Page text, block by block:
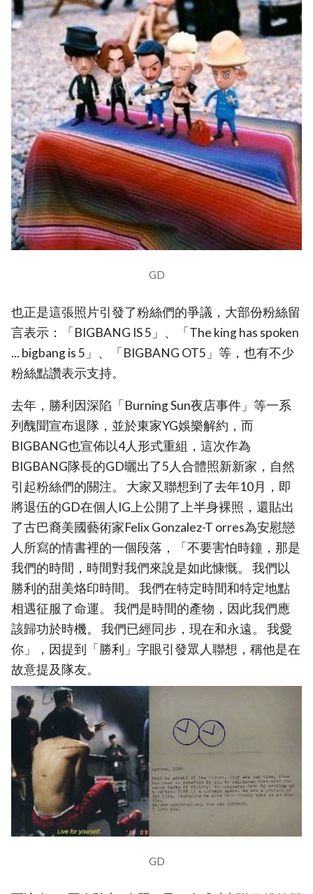
GD
也正是這張照片引發了粉絲們的爭議，大部份粉絲留
言表示：「BIGBANG IS 5」、「The king has spoken
... bigbang is 5」、「BIGBANG OT5」等，也有不少
粉絲點讚表示支持。
去年，勝利因深陷「Burning Sun夜店事件」等一系
列醜聞宣布退隊，並於東家YG娛樂解約，而
BIGBANG也宣佈以4人形式重組，這次作為
BIGBANG隊長的GD曬出了5人合體照新新家，自然
引起粉絲們的關注。 大家又聯想到了去年10月，即
將退伍的GD在個人IG上公開了上半身裸照，還貼出
了古巴裔美國藝術家Felix Gonzalez-T orres為安慰戀
人所寫的情書裡的一個段落，「不要害怕時鐘，那是
我們的時間，時間對我們來說是如此慷慨。 我們以
勝利的甜美烙印時間。 我們在特定時間和特定地點
相遇征服了命運。 我們是時間的產物，因此我們應
該歸功於時機。 我們已經同步，現在和永遠。 我愛
你」，因提到「勝利」字眼引發眾人聯想，稱他是在
故意提及隊友。
GD